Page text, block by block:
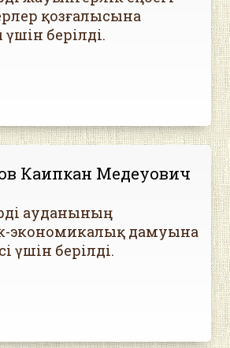
қозғалысына
берілді.
Каипкан Медеуович
ауданының
экономикалық дамуына
үшін берілді.